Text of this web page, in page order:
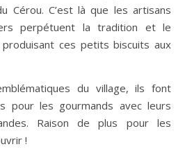
Cérou. C’est là que les artisans
perpétuent la tradition et le
produisant ces petits biscuits aux
du village, ils font
pour les gourmands avec leurs
Raison de plus pour les
!